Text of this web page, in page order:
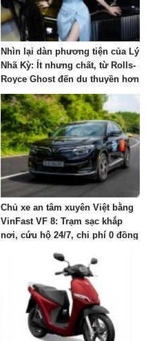
Nhìn lại dàn phương tiện của Lý
Nhã Kỳ: Ít nhưng chất, từ Rolls-
Royce Ghost đến du thuyền hơn
100 tỷ đồng
Chủ xe an tâm xuyên Việt bằng
VinFast VF 8: Trạm sạc khắp
nơi, cứu hộ 24/7, chi phí 0 đồng